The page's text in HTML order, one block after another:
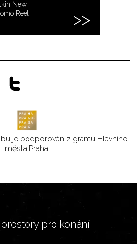
New
Reel
je podporován z grantu Hlavního
města Praha.
pro konání